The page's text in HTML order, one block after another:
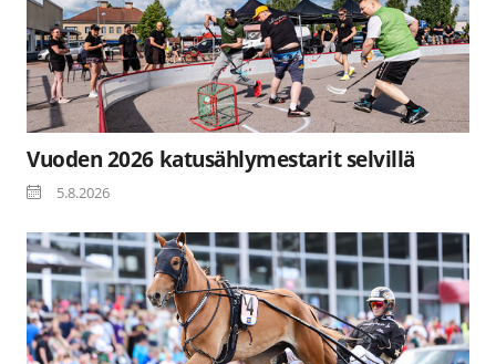
Vuoden 2026 katusählymestarit selvillä
5.8.2026